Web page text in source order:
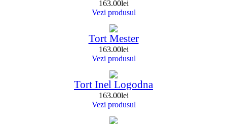
163.00lei
Vezi produsul
Tort Mester
163.00lei
Vezi produsul
Tort Inel Logodna
163.00lei
Vezi produsul